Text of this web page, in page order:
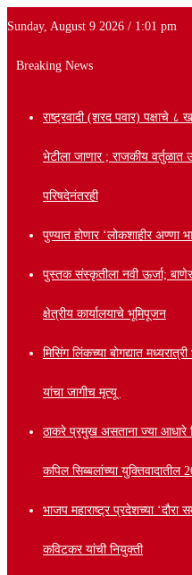
Sunday, August 9 2026 / 1:01 pm
Breaking News
राष्ट्रवादी (शरद पवार) पक्षाचे ८
भेटीला जाणार ; राजकीय
परिषदेनंतरही
पुण्यात होणार ‘लोकशाहीर अण्णा
पुस्तक संस्कृतीला नवी ऊर्जा;
क्षेत्रीय कार्यालयाचे भूमिपूजन
मिसिंग लिंकच्या बोगद्यात
यांचा जागीच मृत्यू
ठाकरे प्रमुख असताना ज्या आधारे
कपिल सिब्बलांच्या युक्तिवादातील
भाजप महाराष्ट्र प्रदेशच्या ‘दौरा
कविटकर यांची नियुक्ती